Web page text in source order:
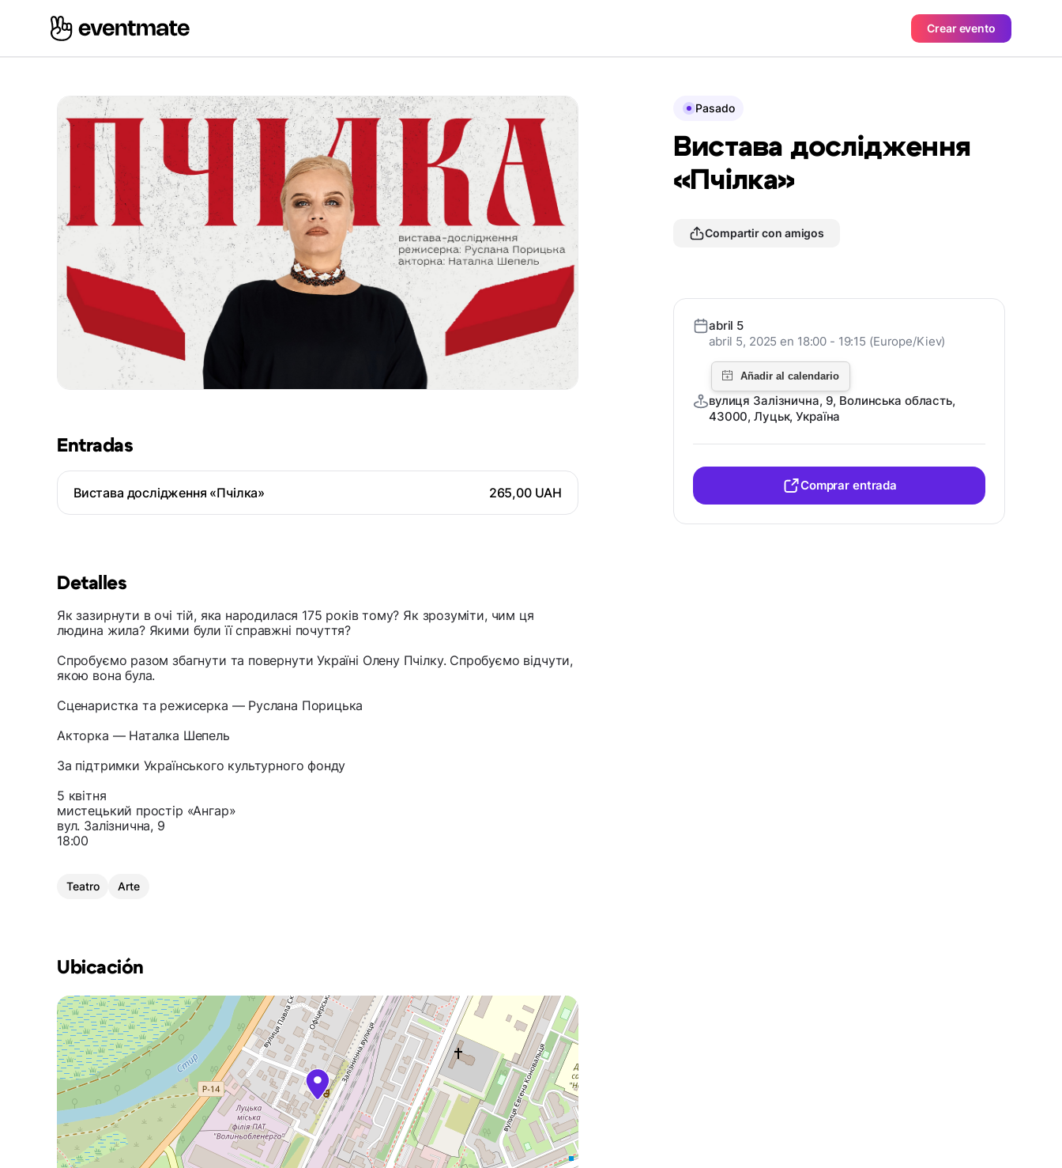
Crear evento
Entradas
Вистава дослідження «Пчілка» 265,00 UAH
Detalles
Як зазирнути в очі тій, яка народилася 175 років тому? Як зрозуміти, чим ця
людина жила? Якими були її справжні почуття?
Спробуємо разом збагнути та повернути Україні Олену Пчілку. Спробуємо відчути,
якою вона була.
Сценаристка та режисерка — Руслана Порицька
Акторка — Наталка Шепель
За підтримки Українського культурного фонду
5 квітня
мистецький простір «Ангар»
вул. Залізнична, 9
18:00
Teatro Arte
Ubicación
Pasado
Вистава дослідження
«Пчілка»
Compartir con amigos
abril 5
abril 5, 2025 en 18:00 - 19:15 (Europe/Kiev)
вулиця Залізнична, 9, Волинська область,
43000, Луцьк, Україна
Comprar entrada